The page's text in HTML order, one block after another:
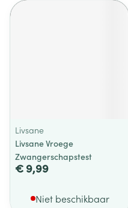
Livsane
Livsane Vroege
Zwangerschapstest
€ 9,99
Niet beschikbaar